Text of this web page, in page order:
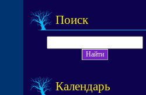
Поиск
Календарь